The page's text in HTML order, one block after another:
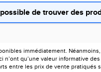
de trouver des
immédiatement.
qu’une valeur informative
entre les prix de vente